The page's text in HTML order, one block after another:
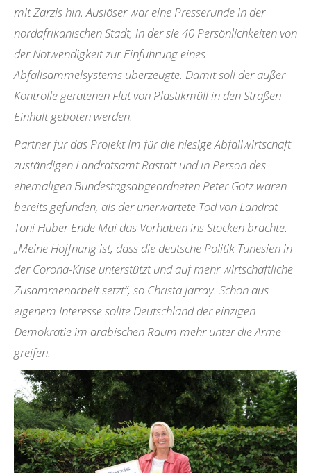
mit Zarzis hin. Auslöser war eine Presserunde in der
nordafrikanischen Stadt, in der sie 40 Persönlichkeiten von
der Notwendigkeit zur Einführung eines
Abfallsammelsystems überzeugte. Damit soll der außer
Kontrolle geratenen Flut von Plastikmüll in den Straßen
Einhalt geboten werden.
Partner für das Projekt im für die hiesige Abfallwirtschaft
zuständigen Landratsamt Rastatt und in Person des
ehemaligen Bundestagsabgeordneten Peter Götz waren
bereits gefunden, als der unerwartete Tod von Landrat
Toni Huber Ende Mai das Vorhaben ins Stocken brachte.
„Meine Hoffnung ist, dass die deutsche Politik Tunesien in
der Corona-Krise unterstützt und auf mehr wirtschaftliche
Zusammenarbeit setzt“, so Christa Jarray. Schon aus
eigenem Interesse sollte Deutschland der einzigen
Demokratie im arabischen Raum mehr unter die Arme
greifen.